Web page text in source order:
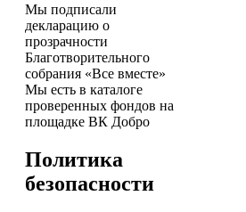
Мы подписали
декларацию о
прозрачности
Благотворительного
собрания «Все вместе»
Мы есть в каталоге
проверенных фондов на
площадке ВК Добро
Политика
безопасности